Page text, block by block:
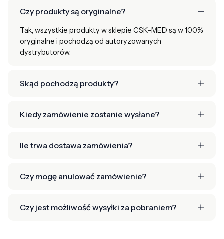
Czy produkty są oryginalne?
Tak, wszystkie produkty w sklepie CSK-MED są w 100%
oryginalne i pochodzą od autoryzowanych
dystrybutorów.
Skąd pochodzą produkty?
Kiedy zamówienie zostanie wysłane?
Ile trwa dostawa zamówienia?
Czy mogę anulować zamówienie?
Czy jest możliwość wysyłki za pobraniem?